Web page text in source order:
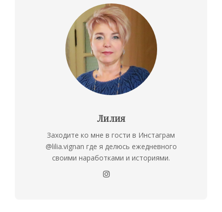
Лилия
Заходите ко мне в гости в Инстаграм
@lilia.vignan где я делюсь ежедневного
своими наработками и историями.